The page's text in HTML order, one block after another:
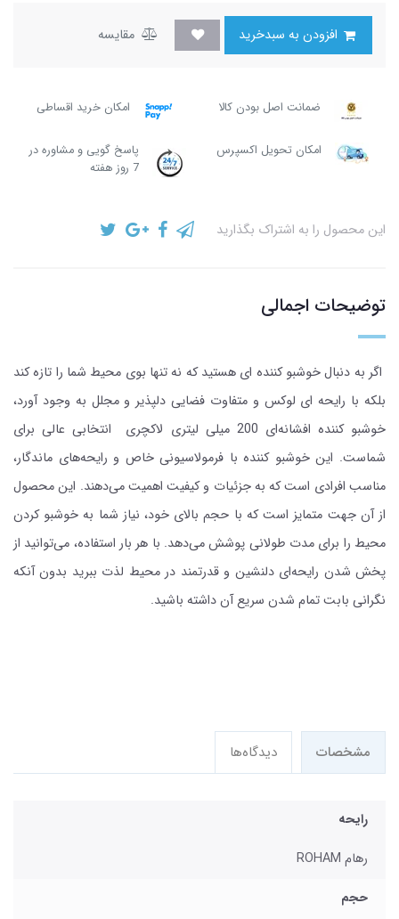
مقایسه
ضمانت اصل بودن کالا امکان خرید اقساطی
امکان تحویل اکسپرس
پاسخ گویی و مشاوره در
7 روز هفته
این محصول را به اشتراک بگذارید
توضیحات اجمالی
اگر به دنبال خوشبو کننده‌ ای هستید که نه تنها بوی محیط شما را تازه کند
بلکه با رایحه ‌ای لوکس و متفاوت فضایی دلپذیر و مجلل به وجود آورد،
خوشبو کننده افشانه‌ای 200 میلی ‌لیتری لاکچری انتخابی عالی برای
شماست. این خوشبو کننده با فرمولاسیونی خاص و رایحه‌های ماندگار،
مناسب افرادی است که به جزئیات و کیفیت اهمیت می‌دهند. این محصول
از آن جهت متمایز است که با حجم بالای خود، نیاز شما به خوشبو کردن
محیط را برای مدت طولانی پوشش می‌دهد. با هر بار استفاده، می‌توانید از
پخش شدن رایحه‌ای دلنشین و قدرتمند در محیط لذت ببرید بدون آنکه
نگرانی بابت تمام شدن سریع آن داشته باشید.
مشخصات دیدگاه‌ها
رایحه
رهام ROHAM
حجم